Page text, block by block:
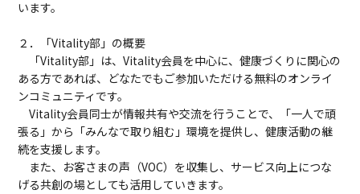
います。
２．「Vitality部」の概要
「Vitality部」は、Vitality会員を中心に、健康づくりに関心の
ある方であれば、どなたでもご参加いただける無料のオンライ
ンコミュニティです。
Vitality会員同士が情報共有や交流を行うことで、「一人で頑
張る」から「みんなで取り組む」環境を提供し、健康活動の継
続を支援します。
また、お客さまの声（VOC）を収集し、サービス向上につな
げる共創の場としても活用していきます。